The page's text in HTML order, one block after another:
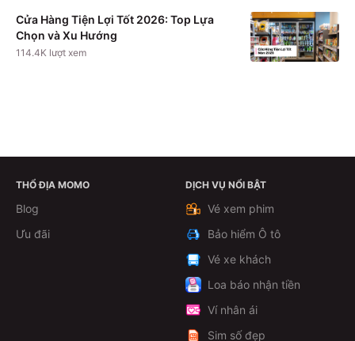
Cửa Hàng Tiện Lợi Tốt 2026: Top Lựa
Chọn và Xu Hướng
114.4K lượt xem
Xem chi tiết
THỔ ĐỊA MOMO
Blog
Ưu đãi
DỊCH VỤ NỔI BẬT
Vé xem phim
Bảo hiểm Ô tô
Vé xe khách
Loa báo nhận tiền
Ví nhân ái
Sim số đẹp